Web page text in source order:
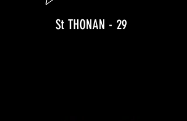
St THONAN - 29